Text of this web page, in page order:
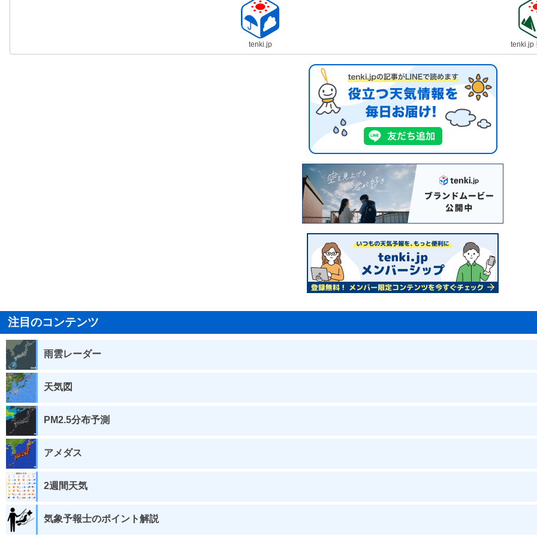
tenki.jp tenki.jp
注目のコンテンツ
雨雲レーダー
天気図
PM2.5分布予測
アメダス
2週間天気
気象予報士のポイント解説